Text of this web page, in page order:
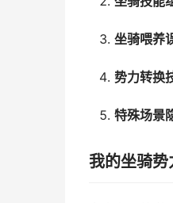
坐骑喂养
势力转换
特殊场景
我的坐骑